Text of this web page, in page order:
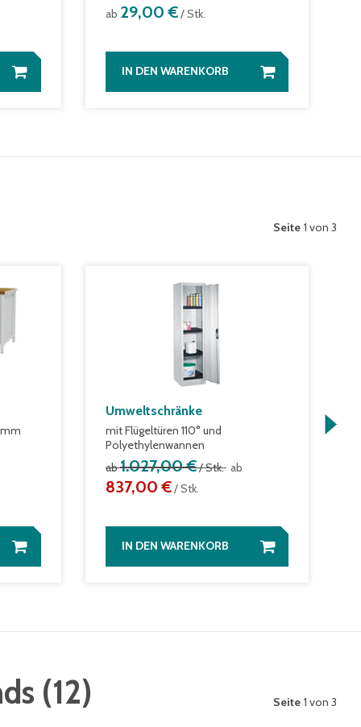
ab 29,00 €/ Stk.
IN DEN WARENKORB
Seite 1 von 3
Umweltschränke
mit Flügeltüren 110° und
Polyethylenwannen
ab1.027,00 €/ Stk. ab
837,00 €/ Stk.
IN DEN WARENKORB
(12) Seite 1 von 3